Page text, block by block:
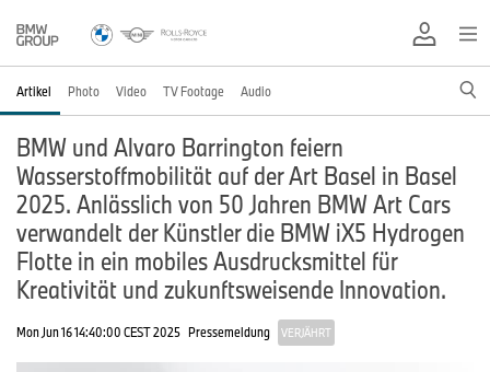
Artikel Photo Video TV Footage Audio
BMW und Alvaro Barrington feiern
Wasserstoffmobilität auf der Art Basel in Basel
2025. Anlässlich von 50 Jahren BMW Art Cars
verwandelt der Künstler die BMW iX5 Hydrogen
Flotte in ein mobiles Ausdrucksmittel für
Kreativität und zukunftsweisende Innovation.
Mon Jun 16 14:40:00 CEST 2025 Pressemeldung VERJÄHRT